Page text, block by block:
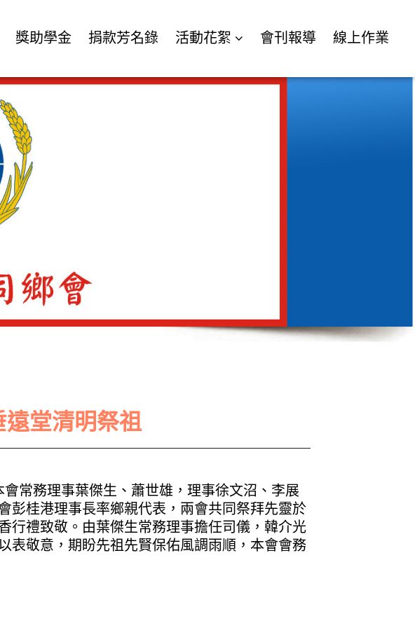
獎助學金 捐款芳名錄 活動花絮 會刊報導 線上作業
堂清明祭祖
會常務理事葉傑生、蕭世雄，理事徐文沼、李展
彭桂港理事長率鄉親代表 ，兩會共同祭拜先靈於
行禮致敬。由葉傑生常務理事擔任司儀，韓介光
表敬意，期盼先祖先賢保佑風調雨順，本會會務